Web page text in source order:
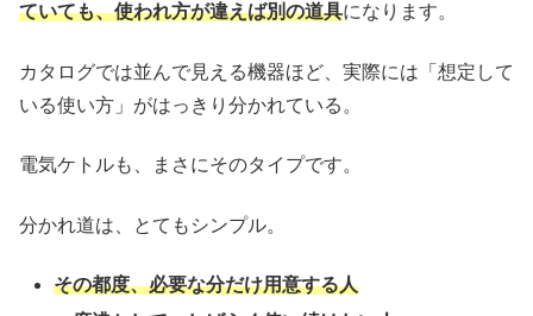
ていても、使われ方が違えば別の道具になります。
カタログでは並んで見える機器ほど、実際には「想定して
いる使い方」がはっきり分かれている。
電気ケトルも、まさにそのタイプです。
分かれ道は、とてもシンプル。
その都度、必要な分だけ用意する人